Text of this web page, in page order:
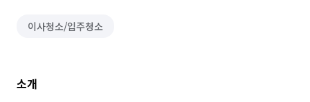
이사청소/입주청소
소개